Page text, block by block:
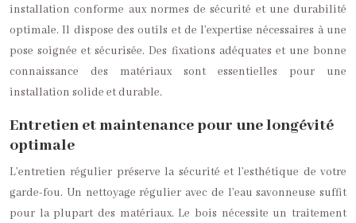
installation conforme aux normes de sécurité et une durabilité
optimale. Il dispose des outils et de l’expertise nécessaires à une
pose soignée et sécurisée. Des fixations adéquates et une bonne
connaissance des matériaux sont essentielles pour une
installation solide et durable.
Entretien et maintenance pour une longévité
optimale
L’entretien régulier préserve la sécurité et l’esthétique de votre
garde-fou. Un nettoyage régulier avec de l’eau savonneuse suffit
pour la plupart des matériaux. Le bois nécessite un traitement